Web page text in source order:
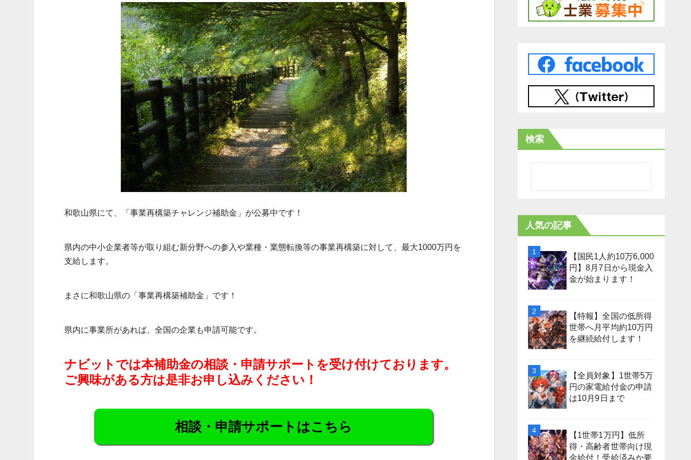
和歌山県にて、「事業再構築チャレンジ補助金」が公募中です！
県内の中小企業者等が取り組む新分野への参入や業種・業態転換等の事業再構築に対して、最大1000万円を
支給します。
まさに和歌山県の「事業再構築補助金」です！
県内に事業所があれば、全国の企業も申請可能です。
ナビットでは本補助金の相談・申請サポートを受け付けております。
ご興味がある方は是非お申し込みください！
相談・申請サポートはこちら
検索
人気の記事
【国民1人約10万6,000
円】8月7日から現金入
金が始まります！
【特報】全国の低所得
世帯へ月平均約10万円
を継続給付します！
【全員対象】1世帯5万
円の家電給付金の申請
は10月9日まで
【1世帯1万円】低所
得・高齢者世帯向け現
金給付！受給済みか要